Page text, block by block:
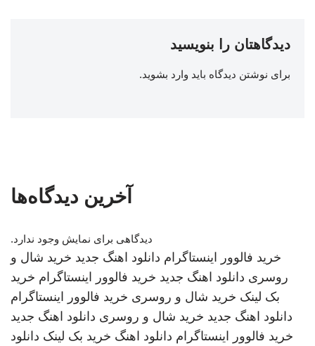
دیدگاهتان را بنویسید
برای نوشتن دیدگاه باید وارد بشوید.
آخرین دیدگاه‌ها
دیدگاهی برای نمایش وجود ندارد.
خرید فالوور اینستاگرام دانلود اهنگ جدید خرید شال و
روسری دانلود اهنگ جدید خرید فالوور اینستاگرام خرید
بک لینک خرید شال و روسری خرید فالوور اینستاگرام
دانلود اهنگ جدید خرید شال و روسری دانلود اهنگ جدید
خرید فالوور اینستاگرام دانلود اهنگ خرید بک لینک دانلود